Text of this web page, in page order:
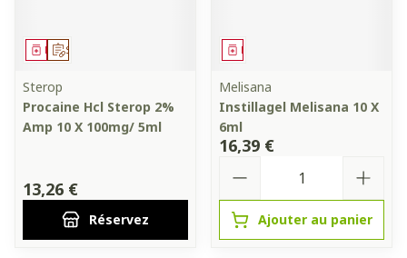
Sur prescription
Médicament
Sterop
Procaine Hcl Sterop 2%
Amp 10 X 100mg/ 5ml
13,26 €
Réservez
Médicament
Melisana
Instillagel Melisana 10 X
6ml
16,39 €
Ajouter au panier